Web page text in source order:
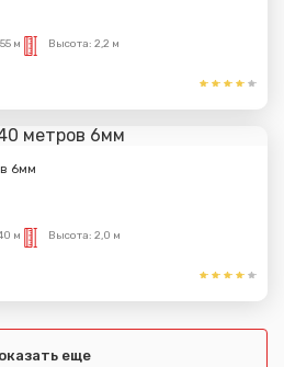
м Высота: 2,2 м
6мм
м Высота: 2,0 м
еще